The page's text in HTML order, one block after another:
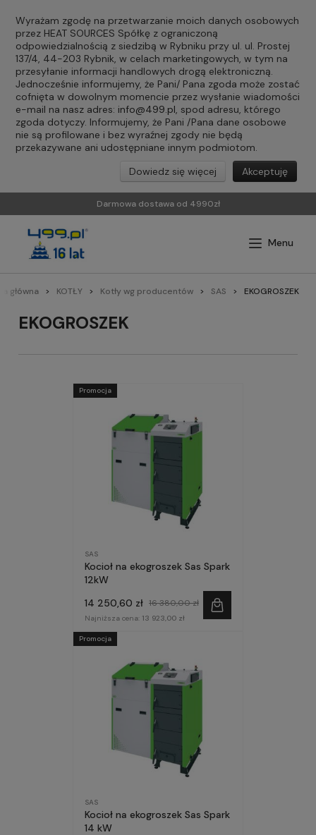
Wyrażam zgodę na przetwarzanie moich danych osobowych
przez HEAT SOURCES Spółkę z ograniczoną
odpowiedzialnością z siedzibą w Rybniku przy ul. ul. Prostej
137/4, 44-203 Rybnik, w celach marketingowych, w tym na
przesyłanie informacji handlowych drogą elektroniczną.
Jednocześnie informujemy, że Pani/ Pana zgoda może zostać
cofnięta w dowolnym momencie przez wysłanie wiadomości
e-mail na nasz adres: info@499.pl, spod adresu, którego
zgoda dotyczy. Informujemy, że Pani /Pana dane osobowe
nie są profilowane i bez wyraźnej zgody nie będą
przekazywane ani udostępniane innym podmiotom.
Akceptuję
Dowiedz się więcej
Darmowa dostawa od 4990zł
główna KOTŁY Kotły wg producentów SAS EKOGROSZEK
EKOGROSZEK
SAS
Kocioł na ekogroszek Sas Spark
12kW
14 250,60 zł 16 380,00 zł
Najniższa cena: 13 923,00 zł
Promocja
SAS
Kocioł na ekogroszek Sas Spark
14 kW
Promocja